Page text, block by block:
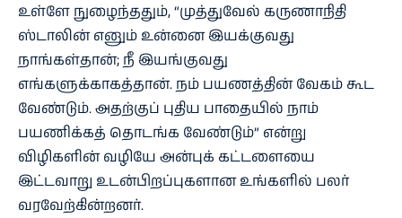
உள்ளே நுழைந்ததும், “முத்துவேல் கருணாநிதி
ஸ்டாலின் எனும் உன்னை இயக்குவது
நாங்கள்தான்; நீ இயங்குவது
எங்களுக்காகத்தான். நம் பயணத்தின் வேகம் கூட
வேண்டும். அதற்குப் புதிய பாதையில் நாம்
பயணிக்கத் தொடங்க வேண்டும்” என்று
விழிகளின் வழியே அன்புக் கட்டளையை
இட்டவாறு உடன்பிறப்புகளான உங்களில் பலர்
வரவேற்கின்றனர்.